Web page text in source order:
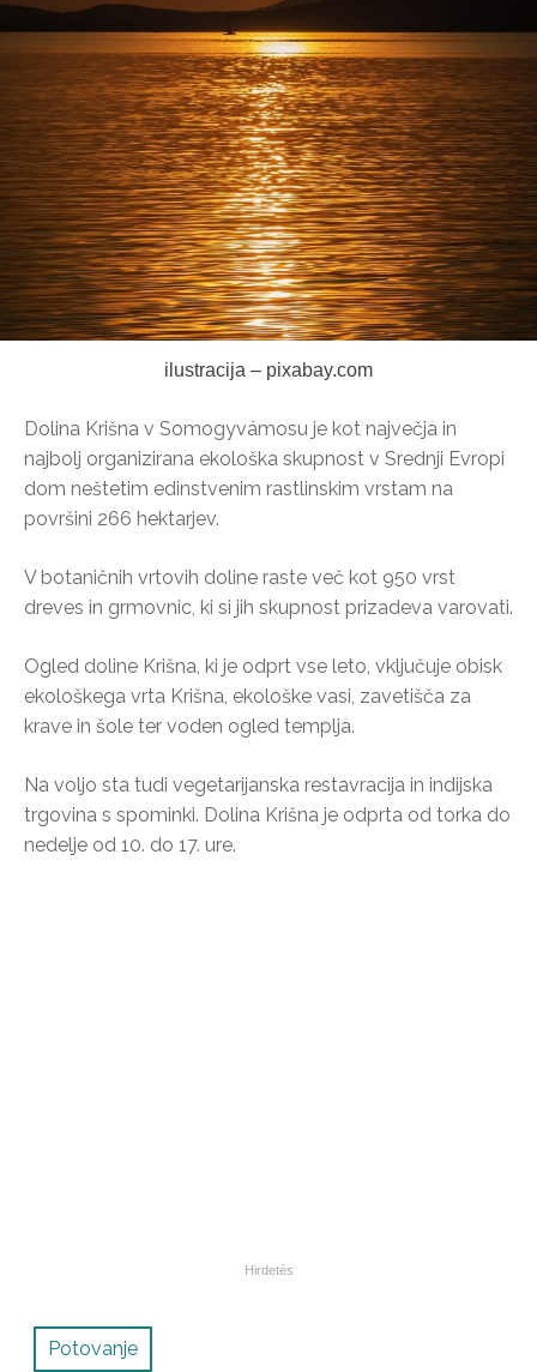
ilustracija – pixabay.com
Dolina Krišna v Somogyvámosu je kot največja in
najbolj organizirana ekološka skupnost v Srednji Evropi
dom neštetim edinstvenim rastlinskim vrstam na
površini 266 hektarjev.
V botaničnih vrtovih doline raste več kot 950 vrst
dreves in grmovnic, ki si jih skupnost prizadeva varovati.
Ogled doline Krišna, ki je odprt vse leto, vključuje obisk
ekološkega vrta Krišna, ekološke vasi, zavetišča za
krave in šole ter voden ogled templja.
Na voljo sta tudi vegetarijanska restavracija in indijska
trgovina s spominki. Dolina Krišna je odprta od torka do
nedelje od 10. do 17. ure.
Potovanje